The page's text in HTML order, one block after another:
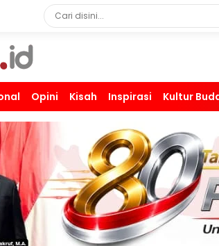
Opini Kisah Inspirasi Kultur